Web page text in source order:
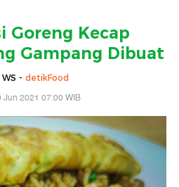
Goreng Kecap
Gampang Dibuat
- detikFood
Jun 2021 07:00 WIB